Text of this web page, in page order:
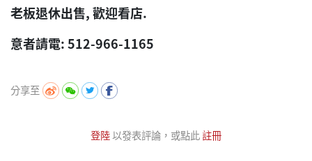
老板退休出售, 歡迎看店.
意者請電: 512-966-1165
分享至
登陸以發表評論，或點此註冊